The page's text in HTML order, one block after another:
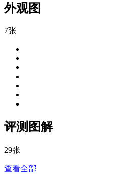
外观图
7张
评测图解
29张
查看全部